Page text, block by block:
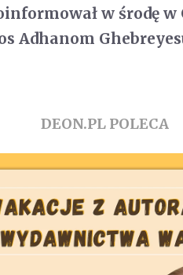
w środę
Adhanom
DEON.PL POLECA